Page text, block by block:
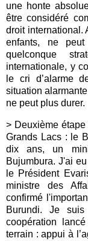
une honte
être considéré
droit international.
enfants, ne
quelconque
internationale, y
le cri d’alarme
situation
ne peut plus durer.
> Deuxième
Grands Lacs : le
dix ans, un
Bujumbura. J'ai
le Président
ministre des
confirmé
Burundi. Je
coopération
terrain : appui à